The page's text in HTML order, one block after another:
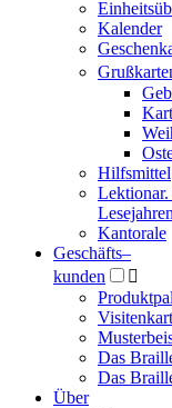
Kalender
Hilfsmittel
Lektionar.
Kantorale
Geschäfts­–
kunden

Das
Das
Über